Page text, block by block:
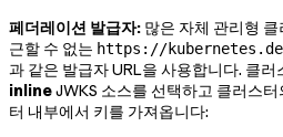
페더레이션 발급자: 많은 자체 관리형
근할 수 없는 https://
과 같은 발급자 URL을 사용합니다. 클
inlineJWKS 소스를 선택하고 클러스
터 내부에서 키를 가져옵니다: